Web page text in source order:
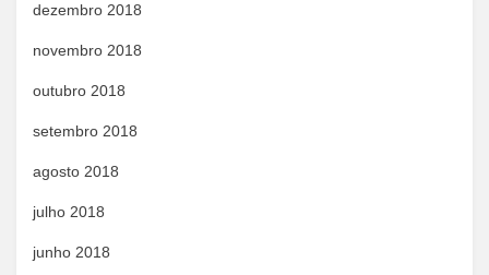
dezembro 2018
novembro 2018
outubro 2018
setembro 2018
agosto 2018
julho 2018
junho 2018